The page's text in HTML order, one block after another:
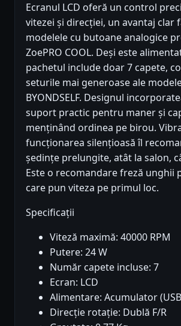
Ecranul LCD oferă un control
vitezei și direcției, un avantaj clar
modelele cu butoane analogice
ZoePRO COOL. Deși este
pachetul include doar 7 capete,
seturile mai generoase ale
BYONDSELF. Designul
suport practic pentru maner și
menținând ordinea pe birou.
funcționarea silențioasă îl
ședințe prelungite, atât la salon,
Este o recomandare freză unghii
care pun viteza pe primul loc.
Specificații
Viteză maximă: 40000 RPM
Putere: 24 W
Număr capete incluse: 7
Ecran: LCD
Alimentare: Acumulator
Direcție rotație: Dublă F/R